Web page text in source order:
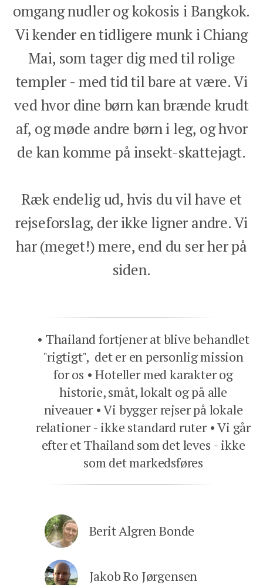
omgang nudler og kokosis i Bangkok.
Vi kender en tidligere munk i Chiang
Mai, som tager dig med til rolige
templer - med tid til bare at være. Vi
ved hvor dine børn kan brænde krudt
af, og møde andre børn i leg, og hvor
de kan komme på insekt-skattejagt.
Ræk endelig ud, hvis du vil have et
rejseforslag, der ikke ligner andre. Vi
har (meget!) mere, end du ser her på
siden.
Thailand fortjener at blive behandlet
"rigtigt", det er en personlig mission
for os
Hoteller med karakter og
historie, småt, lokalt og på alle
niveauer
Vi bygger rejser på lokale
relationer - ikke standard ruter
Vi går
efter et Thailand som det leves - ikke
som det markedsføres
Berit Algren Bonde
Jakob Ro Jørgensen